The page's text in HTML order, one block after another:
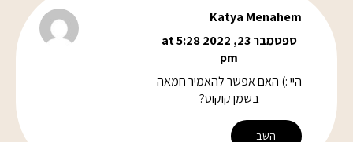
Katya Menahem
ספטמבר 23, 2022 at 5:28
pm
היי :) האם אפשר להאמיר חמאה
בשמן קוקוס?
השב